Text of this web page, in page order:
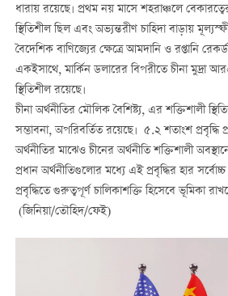
ধারায় রয়েছে। প্রথম নয় মাসে শহরাঞ্চলে
স্থিতিশীল ছিল এবং অভ্যন্তরীণ চাহিদা বাড়ায়
বৈদেশিক বাণিজ্যের ক্ষেত্রে আমদানি ও রপ্তানি
একইসাথে, মার্কিন ডলারের বিপরীতে চীনা মুদ্রা
স্থিতিশীল রয়েছে।
চীনা অর্থনীতির মৌলিক বৈশিষ্ট্য, এর শক্তিশালী
সম্ভাবনা, অপরিবর্তিত রয়েছে। ৫.২ শতাংশ প্রবৃদ্ধি
অর্থনীতির মাঝেও চীনের অর্থনীতি শক্তিশালী
প্রধান অর্থনীতিগুলোর মধ্যে এই প্রবৃদ্ধির হার
প্রবৃদ্ধিতে গুরুত্বপূর্ণ চালিকাশক্তি হিসেবে ভূমিকা
(জিনিয়া/তৌহিদ/ফেই)